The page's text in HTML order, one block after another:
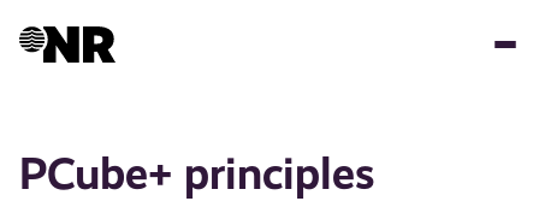
PCube+ principles